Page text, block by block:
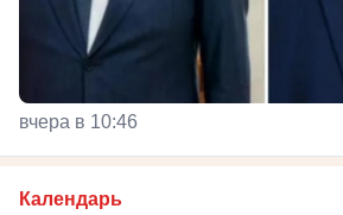
вчера в 10:46
Календарь